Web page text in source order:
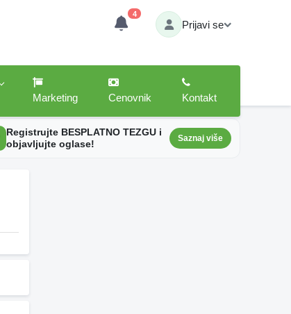
4
Prijavi se
Marketing
Cenovnik Kontakt
Registrujte BESPLATNO TEZGU i
objavljujte oglase!
Saznaj više